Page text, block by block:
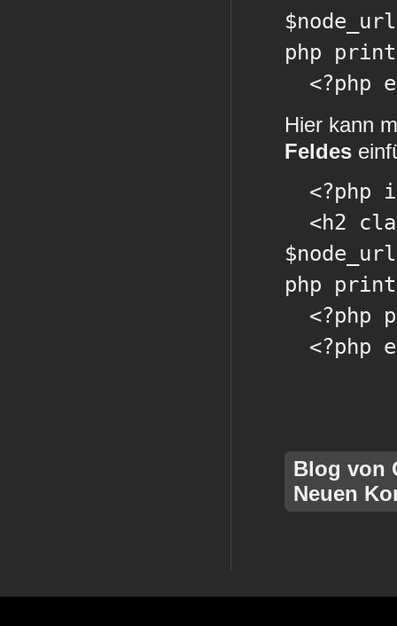
php
<?php
Hier kann
Feldes
<?php
<h2
php
<?php
<?php
Blog von
Neuen